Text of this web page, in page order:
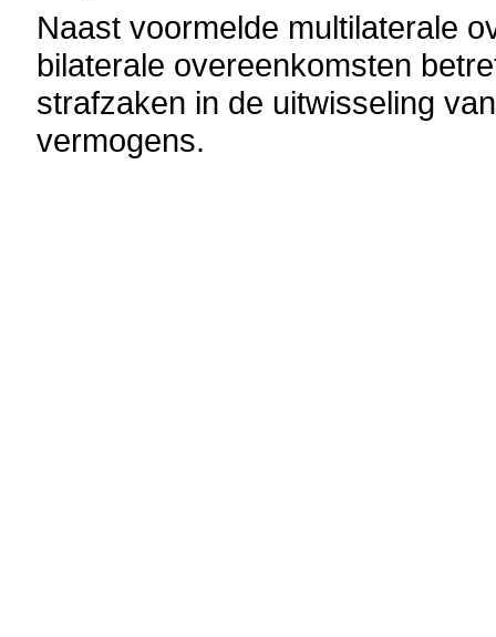
Naast voormelde multilaterale
bilaterale overeenkomsten
strafzaken in de uitwisseling
vermogens.